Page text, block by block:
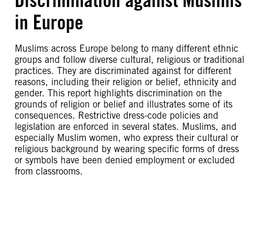
in Europe
Muslims across Europe belong to many different ethnic
groups and follow diverse cultural, religious or traditional
practices. They are discriminated against for different
reasons, including their religion or belief, ethnicity and
gender. This report highlights discrimination on the
grounds of religion or belief and illustrates some of its
consequences. Restrictive dress-code policies and
legislation are enforced in several states. Muslims, and
especially Muslim women, who express their cultural or
religious background by wearing specific forms of dress
or symbols have been denied employment or excluded
from classrooms.